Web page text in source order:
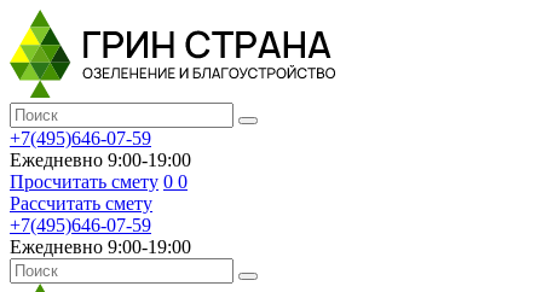
+7(495)646-07-59
Ежедневно 9:00-19:00
Просчитать смету 0 0
Рассчитать смету
+7(495)646-07-59
Ежедневно 9:00-19:00